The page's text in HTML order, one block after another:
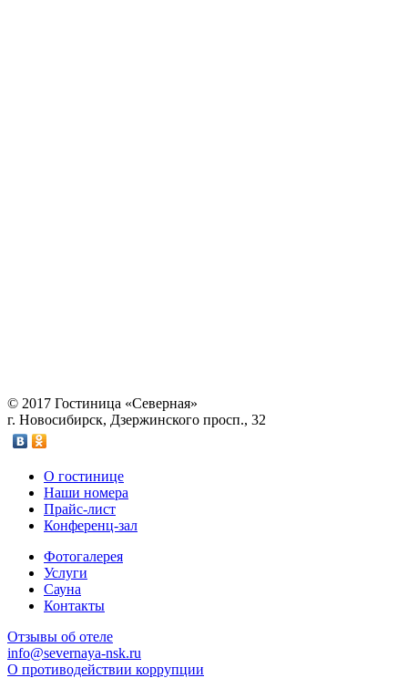
© 2017 Гостиница «Северная»
г. Новосибирск, Дзержинского просп., 32
О гостинице
Наши номера
Прайс-лист
Конференц-зал
Фотогалерея
Услуги
Сауна
Контакты
Отзывы об отеле
info@severnaya-nsk.ru
О противодействии коррупции